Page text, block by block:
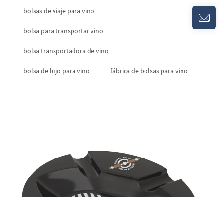
bolsas de viaje para vino
bolsa para transportar vino
bolsa transportadora de vino
bolsa de lujo para vino fábrica de bolsas para vino